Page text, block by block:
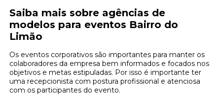
Saiba mais sobre agências de
modelos para eventos Bairro do
Limão
Os eventos corporativos são importantes para manter os
colaboradores da empresa bem informados e focados nos
objetivos e metas estipuladas. Por isso é importante ter
uma recepcionista com postura profissional e atenciosa
com os participantes do evento.